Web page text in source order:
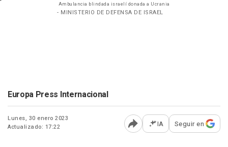
Ambulancia blindada israelí donada a Ucrania
- MINISTERIO DE DEFENSA DE ISRAEL
Europa Press Internacional
Lunes, 30 enero 2023
Actualizado: 17:22
Abrir opciones para
IA Seguir en